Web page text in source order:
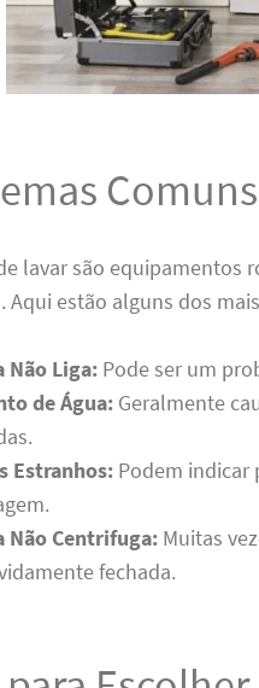
lavar são equipamentos
Aqui estão alguns dos
Não Liga:Pode ser um
de Água:Geralmente
Estranhos:Podem indicar
Não Centrifuga:Muitas
fechada.